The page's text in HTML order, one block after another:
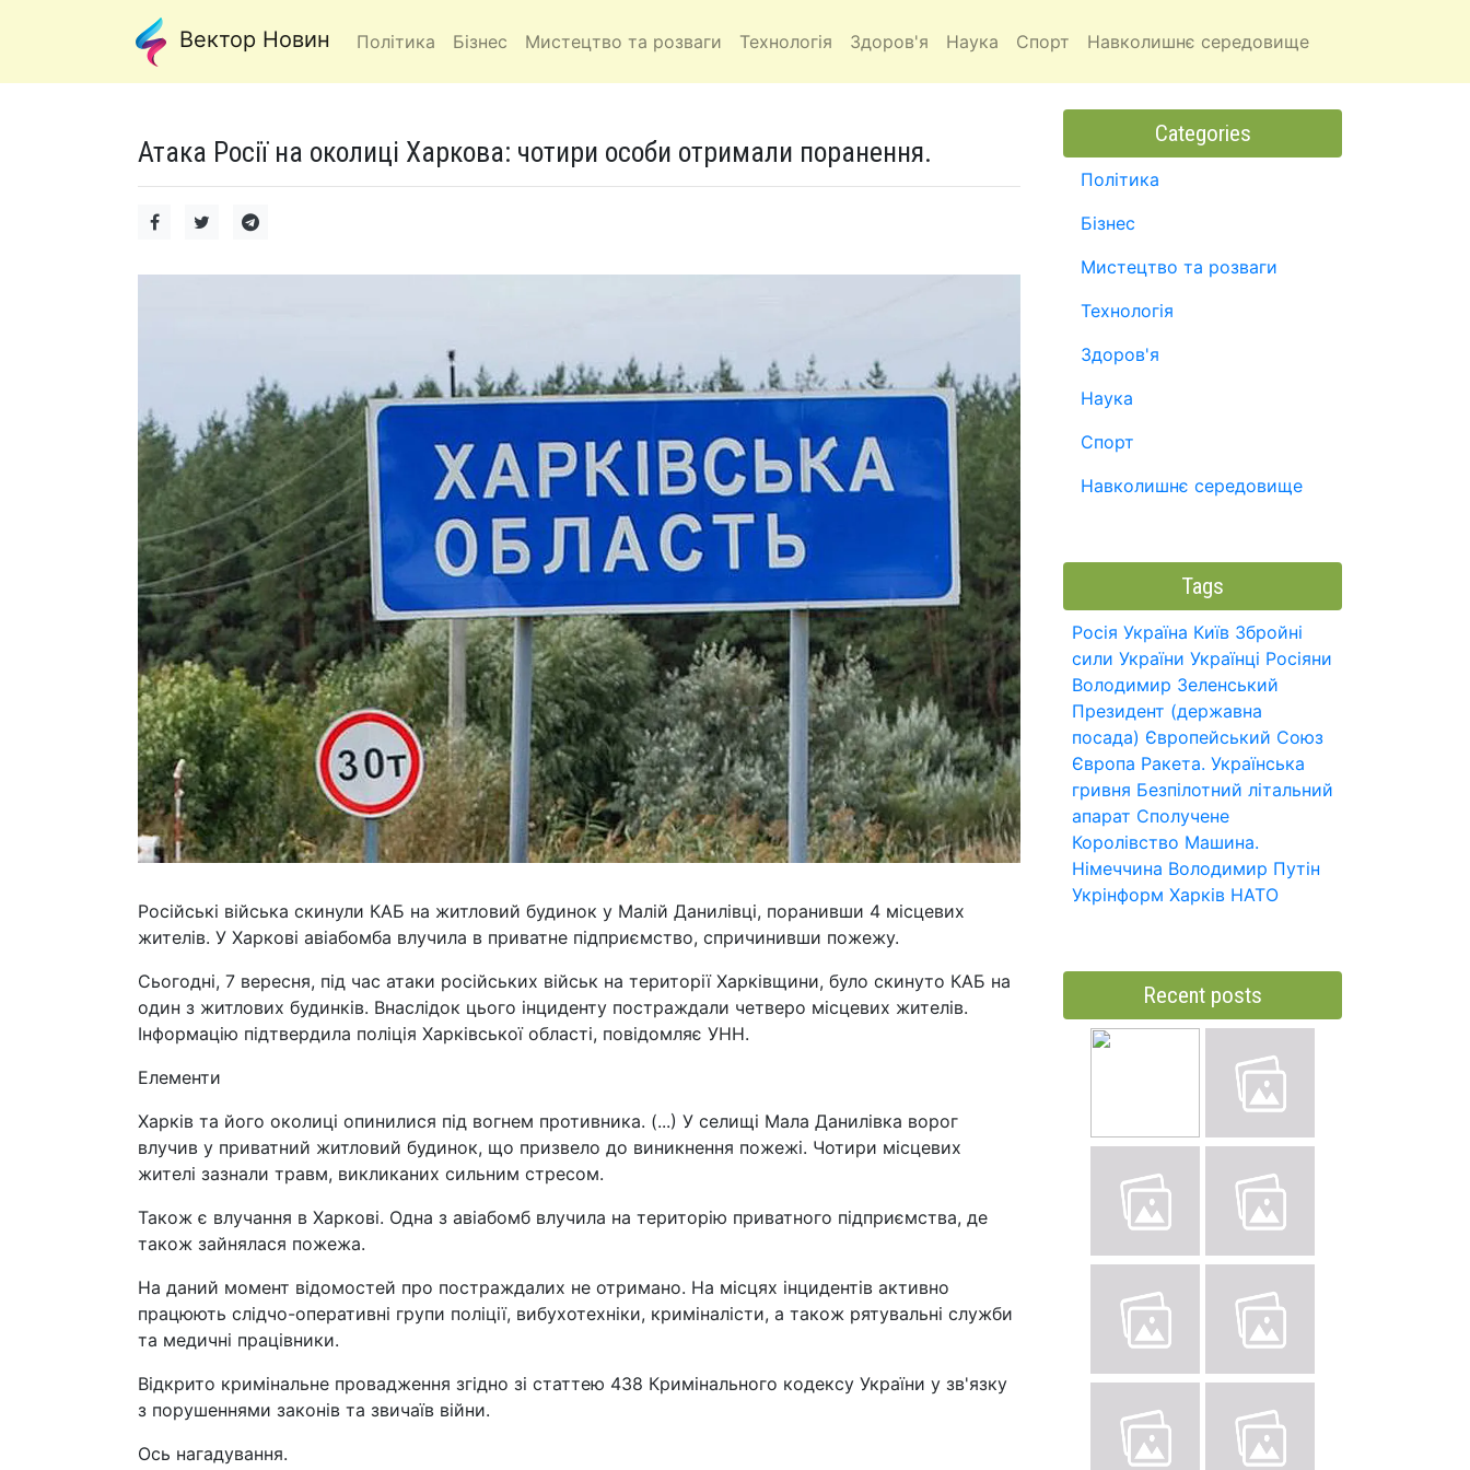
Вектор Новин Політика Бізнес Мистецтво та розваги Технологія Здоров'я Наука Спорт Навколишнє середовище
Атака Росії на околиці Харкова: чотири особи отримали поранення.
Російські війська скинули КАБ на житловий будинок у Малій Данилівці, поранивши 4 місцевих
жителів. У Харкові авіабомба влучила в приватне підприємство, спричинивши пожежу.
Сьогодні, 7 вересня, під час атаки російських військ на території Харківщини, було скинуто КАБ на
один з житлових будинків. Внаслідок цього інциденту постраждали четверо місцевих жителів.
Інформацію підтвердила поліція Харківської області, повідомляє УНН.
Елементи
Харків та його околиці опинилися під вогнем противника. (...) У селищі Мала Данилівка ворог
влучив у приватний житловий будинок, що призвело до виникнення пожежі. Чотири місцевих
жителі зазнали травм, викликаних сильним стресом.
Також є влучання в Харкові. Одна з авіабомб влучила на територію приватного підприємства, де
також зайнялася пожежа.
На даний момент відомостей про постраждалих не отримано. На місцях інцидентів активно
працюють слідчо-оперативні групи поліції, вибухотехніки, криміналісти, а також рятувальні служби
та медичні працівники.
Відкрито кримінальне провадження згідно зі статтею 438 Кримінального кодексу України у зв'язку
з порушеннями законів та звичаїв війни.
Ось нагадування.
Categories
Політика
Бізнес
Мистецтво та розваги
Технологія
Здоров'я
Наука
Спорт
Навколишнє середовище
Tags
Росія Україна Київ Збройні
сили України Українці Росіяни
Володимир Зеленський
Президент (державна
посада) Європейський Союз
Європа Ракета. Українська
гривня Безпілотний літальний
апарат Сполучене
Королівство Машина.
Німеччина Володимир Путін
Укрінформ Харків НАТО
Recent posts